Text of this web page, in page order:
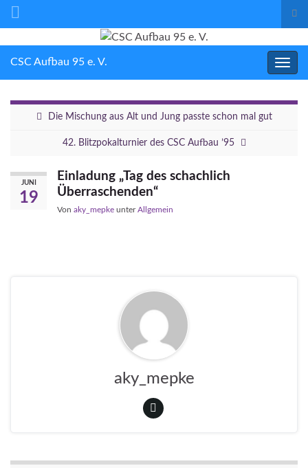
Search for:
CSC Aufbau 95 e. V.
Die Mischung aus Alt und Jung passte schon mal gut
42. Blitzpokalturnier des CSC Aufbau ’95
JUNI
19
Einladung „Tag des schachlich
Überraschenden“
Von aky_mepke unterAllgemein
aky_mepke